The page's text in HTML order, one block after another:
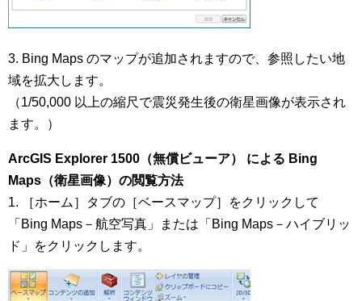
3. Bing Maps のマップが追加されますので、参照したい地
域を拡大します。
（1/50,000 以上の縮尺で震災発生後の衛星画像が表示され
ます。）
ArcGIS Explorer 1500（無償ビューア） による Bing
Maps（衛星画像）の閲覧方法
1. ［ホーム］タブの［ベースマップ］をクリックして
「Bing Maps－航空写真」または「Bing Maps－ハイブリッ
ド」をクリックします。